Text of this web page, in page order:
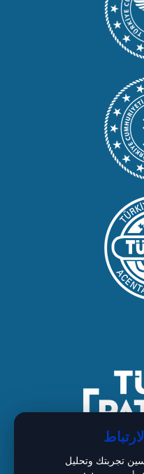
تجربتك وتحليل